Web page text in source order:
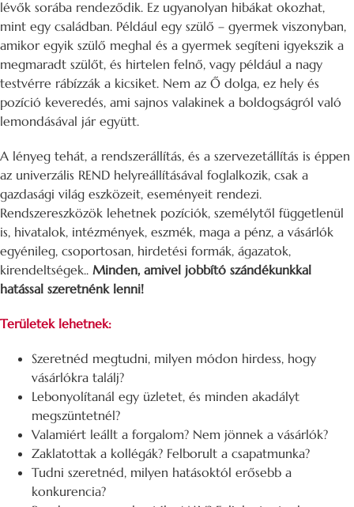
lévők sorába rendeződik. Ez ugyanolyan hibákat okozhat,
mint egy családban. Például egy szülő – gyermek viszonyban,
amikor egyik szülő meghal és a gyermek segíteni igyekszik a
megmaradt szülőt, és hirtelen felnő, vagy például a nagy
testvérre rábízzák a kicsiket. Nem az Ő dolga, ez hely és
pozíció keveredés, ami sajnos valakinek a boldogságról való
lemondásával jár együtt.
A lényeg tehát, a rendszerállítás, és a szervezetállítás is éppen
az univerzális REND helyreállításával foglalkozik, csak a
gazdasági világ eszközeit, eseményeit rendezi.
Rendszereszközök lehetnek pozíciók, személytől függetlenül
is, hivatalok, intézmények, eszmék, maga a pénz, a vásárlók
egyénileg, csoportosan, hirdetési formák, ágazatok,
kirendeltségek.. Minden, amivel jobbító szándékunkkal
hatással szeretnénk lenni!
Területek lehetnek:
Szeretnéd megtudni, milyen módon hirdess, hogy
vásárlókra találj?
Lebonyolítanál egy üzletet, és minden akadályt
megszüntetnél?
Valamiért leállt a forgalom? Nem jönnek a vásárlók?
Zaklatottak a kollégák? Felborult a csapatmunka?
Tudni szeretnéd, milyen hatásoktól erősebb a
konkurencia?